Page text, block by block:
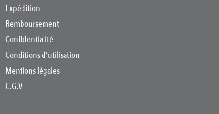
Expédition
Remboursement
Confidentialité
Conditions d’utilisation
Mentions légales
C.G.V